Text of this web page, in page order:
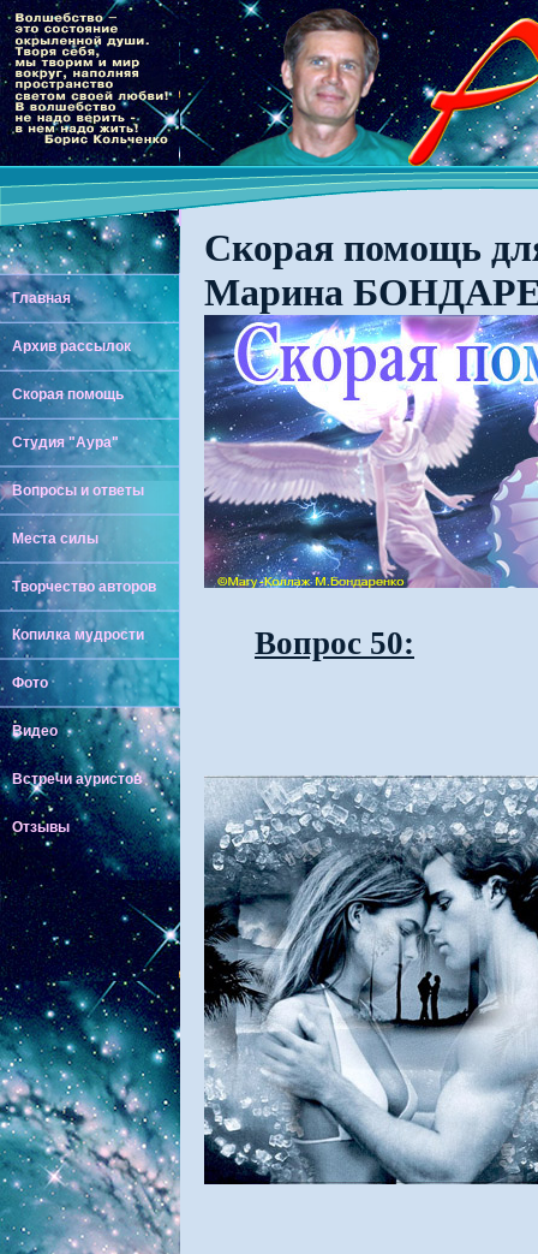
Главная
Архив рассылок
Скорая помощь
Студия "Аура"
Вопросы и ответы
Места силы
Творчество авторов
Копилка мудрости
Фото
Видео
Встречи ауристов
Отзывы
Скорая помощь
Марина
Вопрос 50: